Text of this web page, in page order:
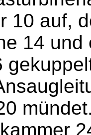
10 auf,
14